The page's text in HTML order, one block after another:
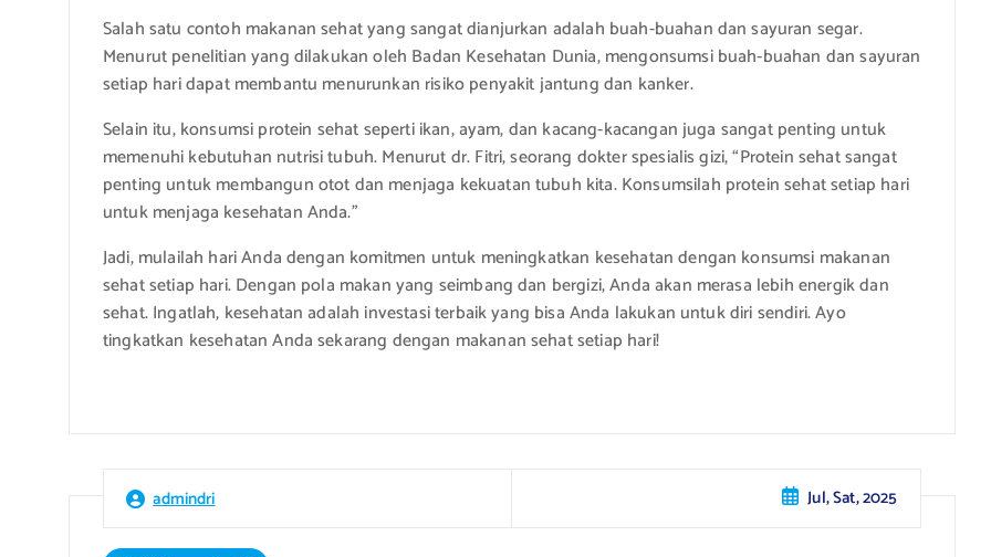
Salah satu contoh makanan sehat yang sangat dianjurkan adalah buah-buahan dan sayuran segar.
Menurut penelitian yang dilakukan oleh Badan Kesehatan Dunia, mengonsumsi buah-buahan dan sayuran
setiap hari dapat membantu menurunkan risiko penyakit jantung dan kanker.
Selain itu, konsumsi protein sehat seperti ikan, ayam, dan kacang-kacangan juga sangat penting untuk
memenuhi kebutuhan nutrisi tubuh. Menurut dr. Fitri, seorang dokter spesialis gizi, “Protein sehat sangat
penting untuk membangun otot dan menjaga kekuatan tubuh kita. Konsumsilah protein sehat setiap hari
untuk menjaga kesehatan Anda.”
Jadi, mulailah hari Anda dengan komitmen untuk meningkatkan kesehatan dengan konsumsi makanan
sehat setiap hari. Dengan pola makan yang seimbang dan bergizi, Anda akan merasa lebih energik dan
sehat. Ingatlah, kesehatan adalah investasi terbaik yang bisa Anda lakukan untuk diri sendiri. Ayo
tingkatkan kesehatan Anda sekarang dengan makanan sehat setiap hari!
admindri Jul, Sat, 2025